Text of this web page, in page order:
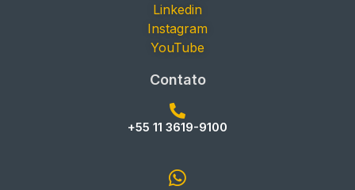
Linkedin
Instagram
YouTube
Contato
+55 11 3619-9100